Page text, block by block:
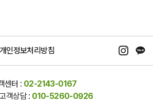
개인정보처리방침
센터 : 02-2143-0167
객상담 : 010-5260-0926